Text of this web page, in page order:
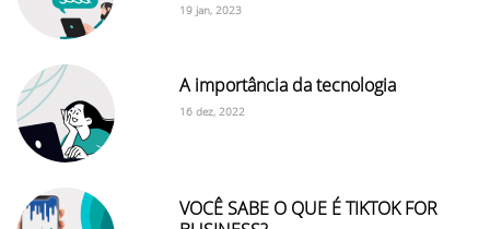
19 jan, 2023
A importância da tecnologia
16 dez, 2022
VOCÊ SABE O QUE É TIKTOK FOR